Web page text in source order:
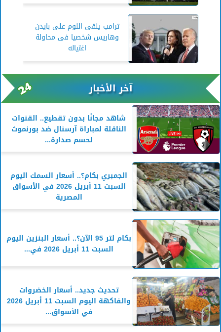
ترامب يلقى اللوم على بايدن
وهاريس شخصيا فى محاولة
اغتياله
آخر الأخبار
شاهد مجانًا بدون تقطيع.. القنوات
الناقلة لمباراة آرسنال ضد بورنموث
لحسم صدارة...
الجمبري بكام؟.. أسعار السمك اليوم
السبت 11 أبريل 2026 في الأسواق
المصرية
بكام لتر 95 الآن؟.. أسعار البنزين اليوم
السبت 11 أبريل 2026 في...
تحديث جديد.. أسعار الخضروات
والفاكهة اليوم السبت 11 أبريل 2026
في الأسواق...